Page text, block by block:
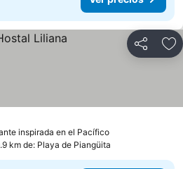
Compartir
inspirada en el PacíficoVer precios
km de: Playa de Piangüita